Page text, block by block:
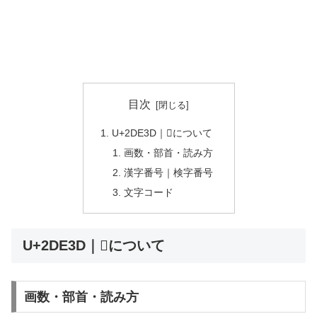
目次
U+2DE3D｜𭸽について
画数・部首・読み方
漢字番号｜検字番号
文字コード
U+2DE3D｜𭸽について
画数・部首・読み方